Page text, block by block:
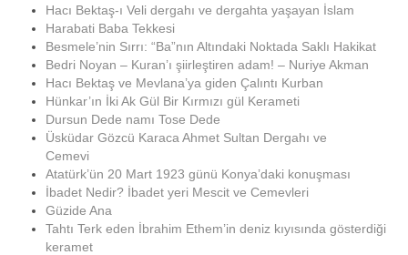
Hacı Bektaş-ı Veli dergahı ve dergahta yaşayan İslam
Harabati Baba Tekkesi
Besmele’nin Sırrı: “Ba”nın Altındaki Noktada Saklı Hakikat
Bedri Noyan – Kuran’ı şiirleştiren adam! – Nuriye Akman
Hacı Bektaş ve Mevlana’ya giden Çalıntı Kurban
Hünkar’ın İki Ak Gül Bir Kırmızı gül Kerameti
Dursun Dede namı Tose Dede
Üsküdar Gözcü Karaca Ahmet Sultan Dergahı ve
Cemevi
Atatürk’ün 20 Mart 1923 günü Konya’daki konuşması
İbadet Nedir? İbadet yeri Mescit ve Cemevleri
Güzide Ana
Tahtı Terk eden İbrahim Ethem’in deniz kıyısında gösterdiği
keramet